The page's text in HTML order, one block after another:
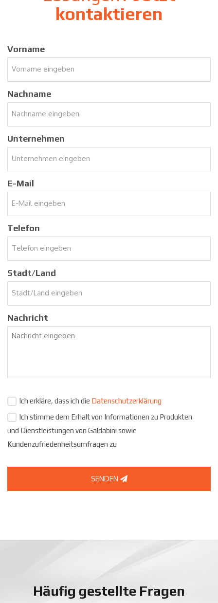
kontaktieren
Vorname
Nachname
Unternehmen
E-Mail
Telefon
Stadt/Land
Nachricht
Ich erkläre, dass ich die Datenschutzerklärung
Ich stimme dem Erhalt von Informationen zu Produkten
und Dienstleistungen von Galdabini sowie
Kundenzufriedenheitsumfragen zu
SENDEN
Häufig gestellte Fragen